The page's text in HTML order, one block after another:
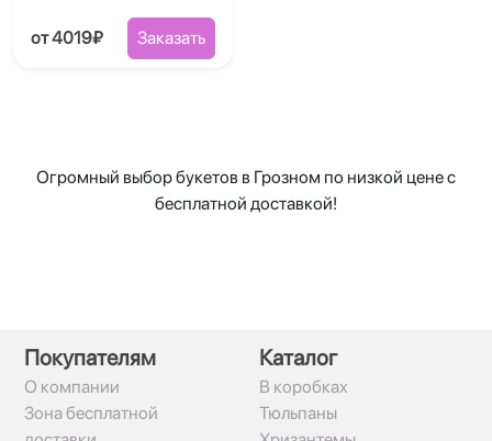
от 4019₽ Заказать
Огромный выбор букетов в Грозном по низкой цене с
бесплатной доставкой!
Покупателям
О компании
Зона бесплатной
Каталог
В коробках
Тюльпаны